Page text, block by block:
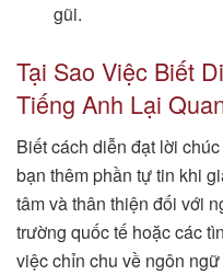
gũi.
Tại Sao Việc Biết
Tiếng Anh Lại
Biết cách diễn đạt lời
bạn thêm phần tự tin khi
tâm và thân thiện đối với
trường quốc tế hoặc các
việc chỉn chu về ngôn